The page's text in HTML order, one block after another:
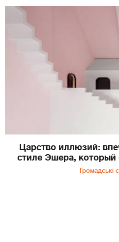
Царство иллюзий:
стиле Эшера, который
Громадські